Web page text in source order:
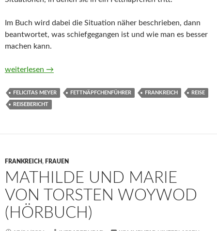
Im Buch wird dabei die Situation näher beschrieben, dann
beantwortet, was schiefgegangen ist und wie man es besser
machen kann.
Fettnäpfchenführer Frankreich von Felicitas Meyer
weiterlesen →
FELICITAS MEYER FETTNÄPFCHENFÜHRER FRANKREICH REISE
REISEBERICHT
FRANKREICH, FRAUEN
MATHILDE UND MARIE
VON TORSTEN WOYWOD
(HÖRBUCH)